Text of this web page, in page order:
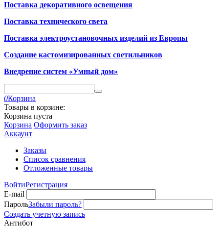
Поставка декоративного освещения
Поставка технического света
Поставка электроустановочных изделий из Европы
Создание кастомизированных светильников
Внедрение систем «Умный дом»
0Корзина
Товары в корзине:
Корзина пуста
Корзина Оформить заказ
Аккаунт
Заказы
Список сравнения
Отложенные товары
ВойтиРегистрация
E-mail
ПарольЗабыли пароль?
Создать учетную запись
Антибот